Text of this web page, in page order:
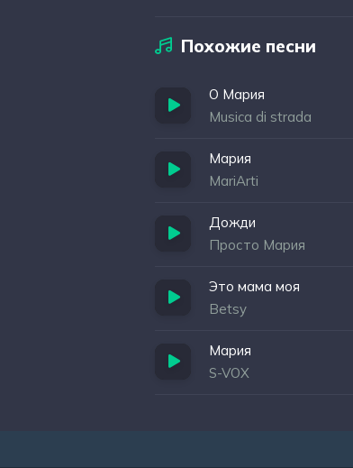
Похожие песни
О Мария
Musica di strada
Мария
MariArti
Дожди
Просто Мария
Это мама моя
Betsy
Мария
S-VOX